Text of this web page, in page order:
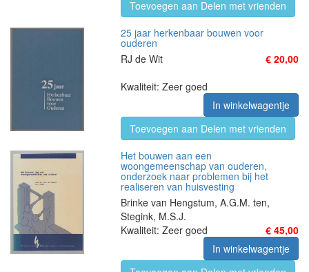
Toevoegen aan Delen met vrienden
25 jaar herkenbaar bouwen voor
ouderen
RJ de Wit
€ 20,00
Kwaliteit: Zeer goed
In winkelwagentje
Toevoegen aan Delen met vrienden
Het bouwen aan een
woongemeenschap van ouderen,
onderzoek naar problemen bij het
realiseren van huisvesting
Brinke van Hengstum, A.G.M. ten,
Stegink, M.S.J.
€ 45,00
Kwaliteit: Zeer goed
In winkelwagentje